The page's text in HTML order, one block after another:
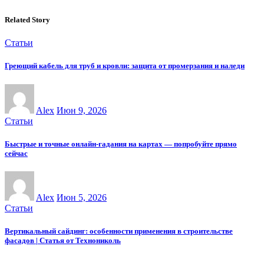
Related Story
Статьи
Греющий кабель для труб и кровли: защита от промерзания и наледи
Alex Июн 9, 2026
Статьи
Быстрые и точные онлайн-гадания на картах — попробуйте прямо
сейчас
Alex Июн 5, 2026
Статьи
Вертикальный сайдинг: особенности применения в строительстве
фасадов | Статья от Технониколь